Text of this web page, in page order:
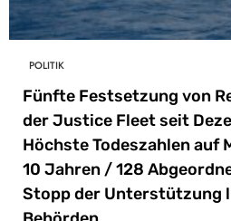
POLITIK
Fünfte Festsetzung von
der Justice Fleet seit
Höchste Todeszahlen auf
10 Jahren / 128
Stopp der Unterstützung